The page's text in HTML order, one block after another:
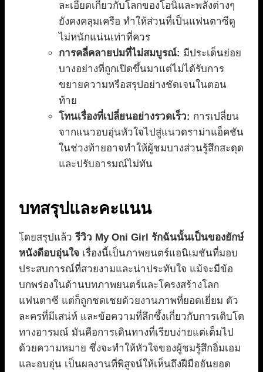
ละเอียดเกี่ยวกับโลกของโอนิและพลังต่างๆ
ยังคงคลุมเครือ ทำให้ส่วนที่เป็นแฟนตาซีดู
ไม่หนักแน่นเท่าที่ควร
การคลี่คลายปมที่ไม่สมบูรณ์: มีประเด็นย่อย
บางอย่างที่ถูกเปิดขึ้นมาแต่ไม่ได้รับการ
ขยายความหรือสรุปอย่างชัดเจนในตอน
ท้าย
โทนเรื่องที่เปลี่ยนอย่างรวดเร็ว: การเปลี่ยน
จากแนวอบอุ่นหัวใจไปสู่แนวดราม่าแอ็คชัน
ในช่วงท้ายอาจทำให้ผู้ชมบางส่วนรู้สึกสะดุด
และปรับอารมณ์ไม่ทัน
บทสรุปและคะแนน
โดยสรุปแล้วรีวิว My Oni Girl รักฉันนั้นเป็นของยักษ์
หนังดีอบอุ่นใจ เรื่องนี้เป็นภาพยนตร์แอนิเมชันที่มอบ
ประสบการณ์ที่สวยงามและน่าประทับใจ แม้จะมีข้อ
บกพร่องในด้านบทภาพยนตร์และโครงสร้างโลก
แฟนตาซี แต่ก็ถูกชดเชยด้วยงานภาพที่ยอดเยี่ยม ตัว
ละครที่มีเสน่ห์ และข้อความที่ลึกซึ้งเกี่ยวกับการเติบโต
ทางอารมณ์ มันคือการเดินทางที่เรียบง่ายแต่เต็มไป
ด้วยความหมาย ซึ่งจะทำให้หัวใจของผู้ชมรู้สึกอิ่มเอม
และอบอุ่น เป็นผลงานที่พิสูจน์ให้เห็นถึงฝีมืออันยอด